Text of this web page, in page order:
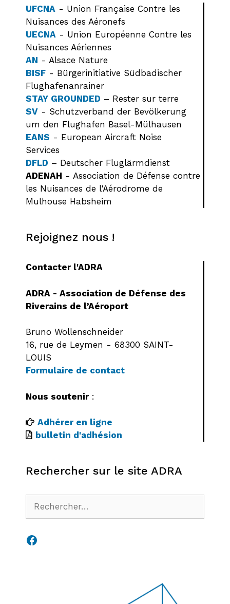
UFCNA - Union Française Contre les
Nuisances des Aéronefs
UECNA - Union Européenne Contre les
Nuisances Aériennes
AN - Alsace Nature
BISF - Bürgerinitiative Südbadischer
Flughafenanrainer
STAY GROUNDED – Rester sur terre
SV - Schutzverband der Bevölkerung
um den Flughafen Basel-Mülhausen
EANS - European Aircraft Noise
Services
DFLD – Deutscher Fluglärmdienst
ADENAH - Association de Défense contre
les Nuisances de l'Aérodrome de
Mulhouse Habsheim
Rejoignez nous !
Contacter l'ADRA
ADRA - Association de Défense des
Riverains de l’Aéroport
Bruno Wollenschneider
16, rue de Leymen - 68300 SAINT-
LOUIS
Formulaire de contact
Nous soutenir:
Adhérer en ligne
bulletin d'adhésion
Rechercher sur le site ADRA
Rechercher :
Facebook